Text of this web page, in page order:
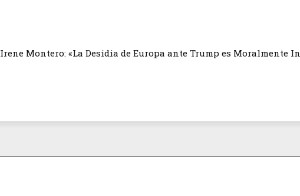
Irene Montero: «La Desidia de Europa ante Trump es Moralmente